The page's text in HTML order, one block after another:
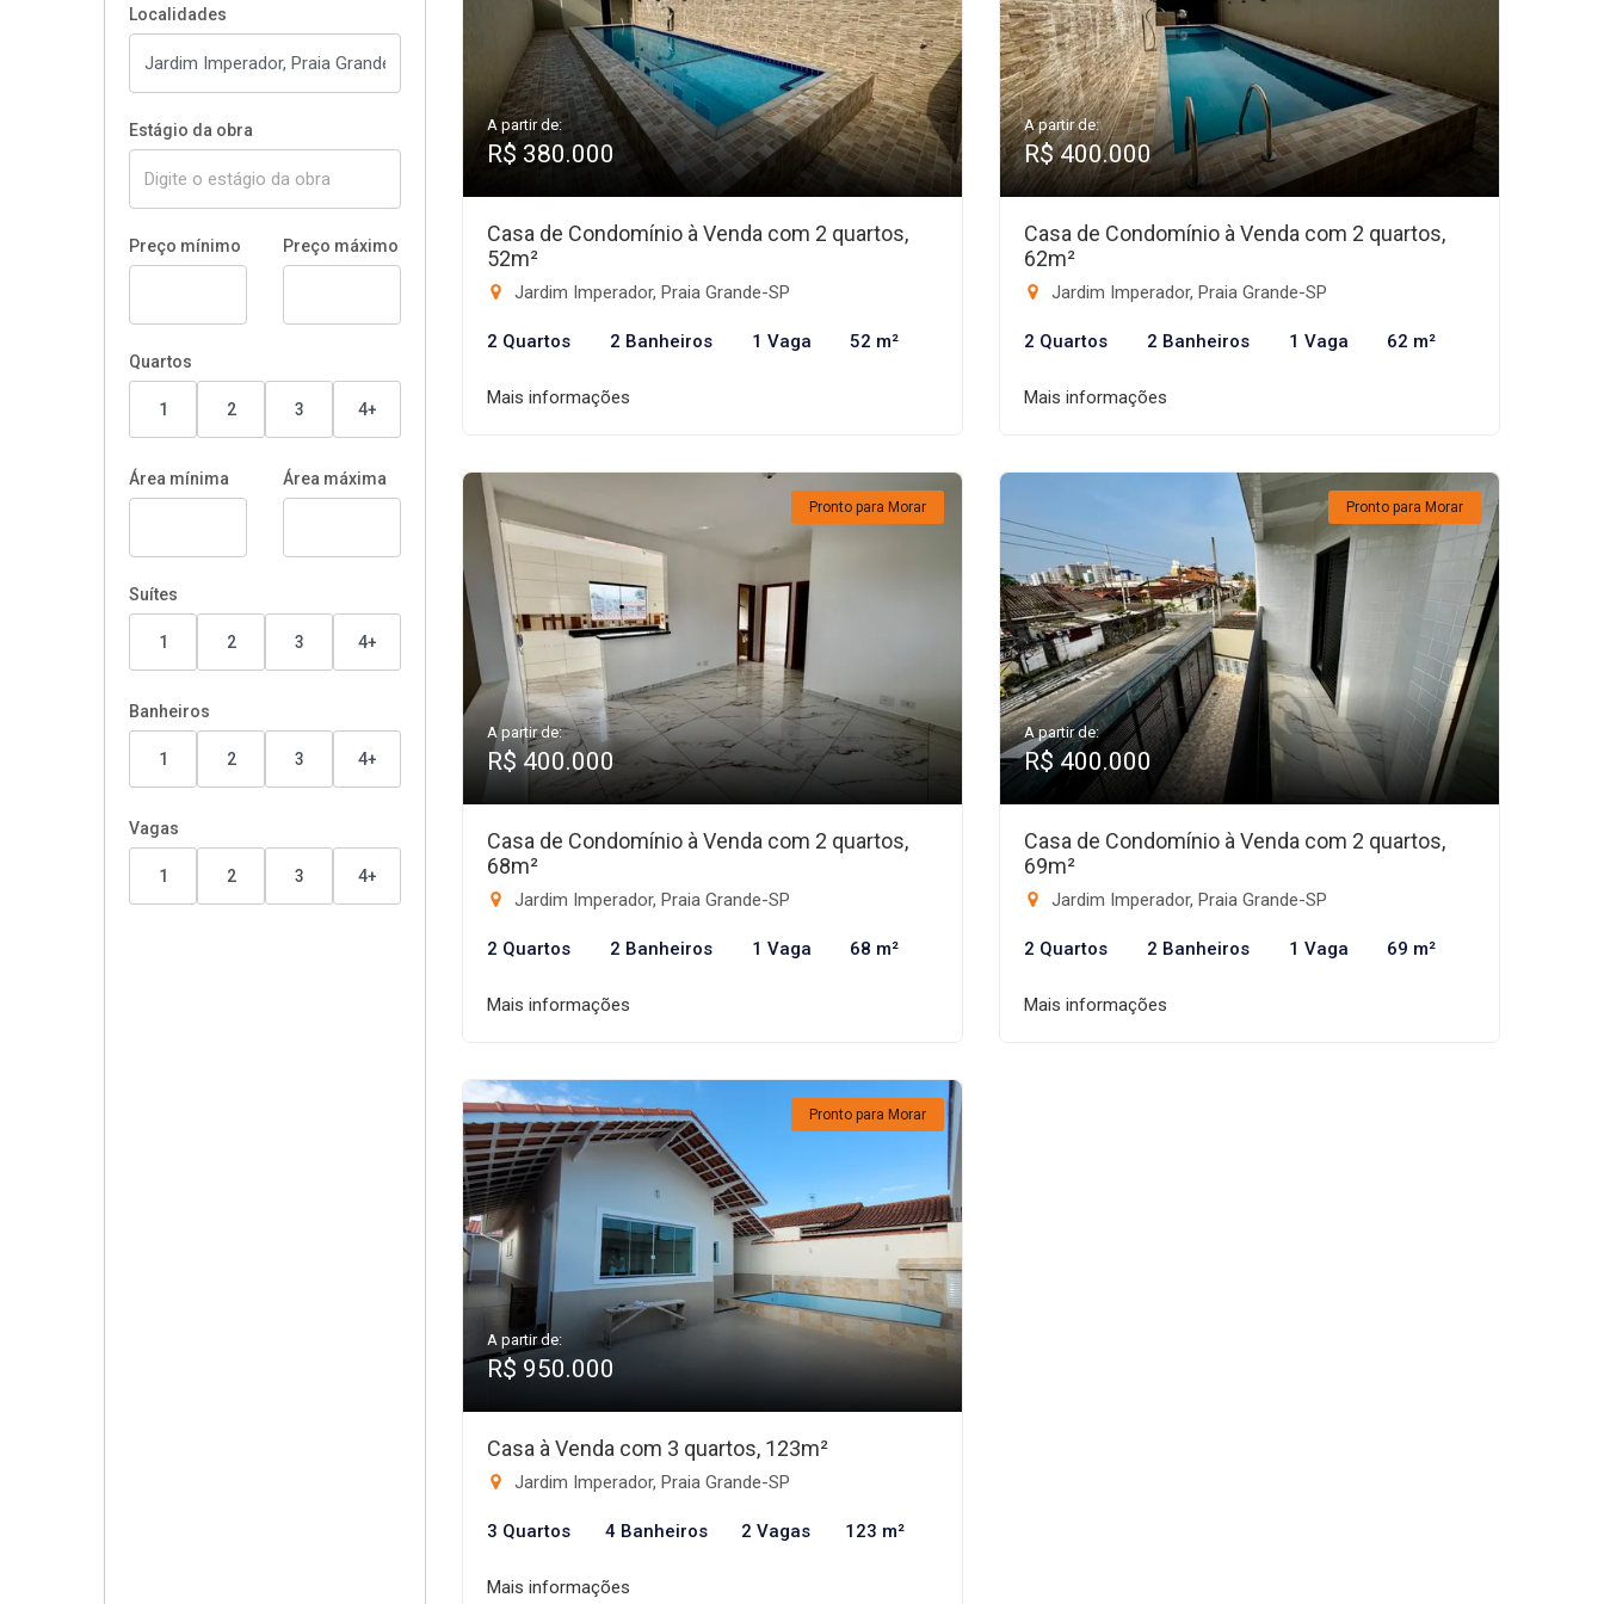
Localidades
Estágio da obra
Preço mínimo Preço máximo
Quartos
1 2 3 4+
Área mínima Área máxima
Suítes
1 2 3 4+
Banheiros
1 2 3 4+
Vagas
1 2 3 4+
A partir de:
R$ 380.000
Casa de Condomínio à Venda com 2 quartos,
52m²
Jardim Imperador, Praia Grande-SP
2 Quartos 2 Banheiros 1 Vaga 52 m²
Mais informações
A partir de:
R$ 400.000
Casa de Condomínio à Venda com 2 quartos,
62m²
Jardim Imperador, Praia Grande-SP
2 Quartos 2 Banheiros 1 Vaga 62 m²
Mais informações
Pronto para Morar
A partir de:
R$ 400.000
Casa de Condomínio à Venda com 2 quartos,
68m²
Jardim Imperador, Praia Grande-SP
2 Quartos 2 Banheiros 1 Vaga 68 m²
Mais informações
Pronto para Morar
A partir de:
R$ 400.000
Casa de Condomínio à Venda com 2 quartos,
69m²
Jardim Imperador, Praia Grande-SP
2 Quartos 2 Banheiros 1 Vaga 69 m²
Mais informações
Pronto para Morar
A partir de:
R$ 950.000
Casa à Venda com 3 quartos, 123m²
Jardim Imperador, Praia Grande-SP
3 Quartos 4 Banheiros 2 Vagas 123 m²
Mais informações